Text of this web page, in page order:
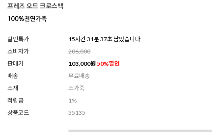
프레즈 오드 크로스백
할인특가
15시간 31분 34초 남았습니다
소비자가
206,000
판매가
103,000원 50%할인
배송
무료배송
소재
소가죽
적립금
1%
상품코드
35135